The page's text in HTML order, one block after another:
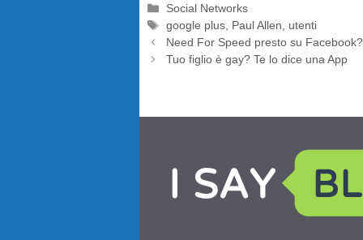
Categorie
Social Networks
Tag
google plus, Paul Allen, utenti
Need For Speed presto su Facebook?
Tuo figlio è gay? Te lo dice una App